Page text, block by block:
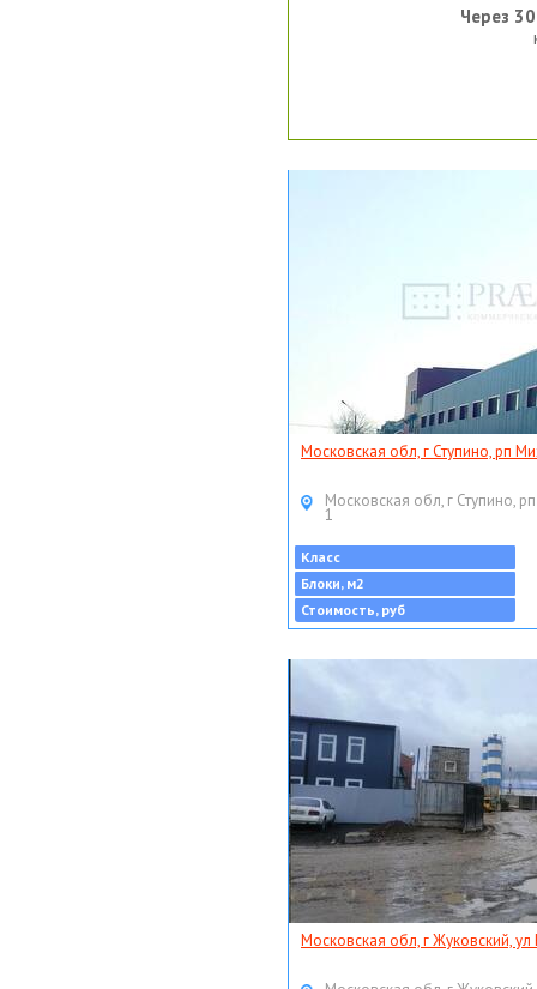
Через
Московская обл, г Ступино, рп
Московская обл, г Ступино,
1
Класс
Блоки, м2
Стоимость, руб
Московская обл, г Жуковский,